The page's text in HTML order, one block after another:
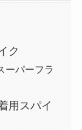
ク
ーパーフラ
用スパイ